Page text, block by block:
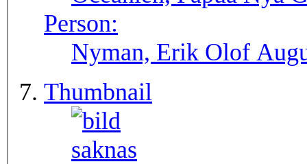
Person:
Nyman, Erik Olof
Thumbnail